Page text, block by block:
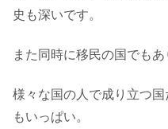
史も深いです。
また同時に移民の国でもあ
様々な国の人で成り立つ
もいっぱい。